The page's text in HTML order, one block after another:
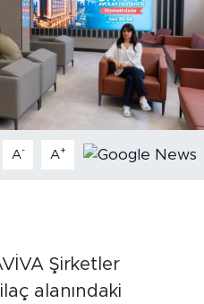
A- A+
Şirketler
alanındaki